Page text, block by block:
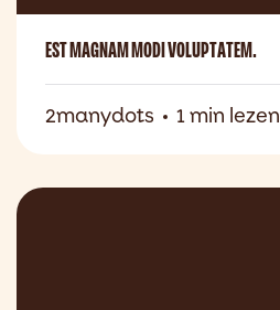
EST MAGNAM MODI VOLUPTATEM.
2manydots 1 min lezen